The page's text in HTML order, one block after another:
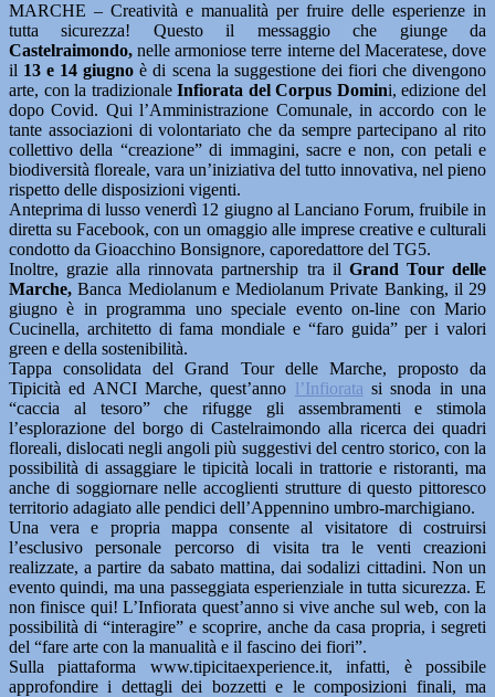
MARCHE – Creatività e manualità per fruire delle esperienze in
tutta sicurezza! Questo il messaggio che giunge da
Castelraimondo, nelle armoniose terre interne del Maceratese, dove
il 13 e 14 giugno è di scena la suggestione dei fiori che divengono
arte, con la tradizionaleInfiorata del Corpus Domini, edizione del
dopo Covid. Qui l’Amministrazione Comunale, in accordo con le
tante associazioni di volontariato che da sempre partecipano al rito
collettivo della “creazione” di immagini, sacre e non, con petali e
biodiversità floreale, vara un’iniziativa del tutto innovativa, nel pieno
rispetto delle disposizioni vigenti.
Anteprima di lusso venerdì 12 giugno al Lanciano Forum, fruibile in
diretta su Facebook, con un omaggio alle imprese creative e culturali
condotto da Gioacchino Bonsignore, caporedattore del TG5.
Inoltre, grazie alla rinnovata partnership tra il Grand Tour delle
Marche, Banca Mediolanum e Mediolanum Private Banking, il 29
giugno è in programma uno speciale evento on-line con Mario
Cucinella, architetto di fama mondiale e “faro guida” per i valori
green e della sostenibilità.
Tappa consolidata del Grand Tour delle Marche, proposto da
Tipicità ed ANCI Marche, quest’anno l’Infiorata si snoda in una
“caccia al tesoro” che rifugge gli assembramenti e stimola
l’esplorazione del borgo di Castelraimondo alla ricerca dei quadri
floreali, dislocati negli angoli più suggestivi del centro storico, con la
possibilità di assaggiare le tipicità locali in trattorie e ristoranti, ma
anche di soggiornare nelle accoglienti strutture di questo pittoresco
territorio adagiato alle pendici dell’Appennino umbro-marchigiano.
Una vera e propria mappa consente al visitatore di costruirsi
l’esclusivo personale percorso di visita tra le venti creazioni
realizzate, a partire da sabato mattina, dai sodalizi cittadini. Non un
evento quindi, ma una passeggiata esperienziale in tutta sicurezza. E
non finisce qui! L’Infiorata quest’anno si vive anche sul web, con la
possibilità di “interagire” e scoprire, anche da casa propria, i segreti
del “fare arte con la manualità e il fascino dei fiori”.
Sulla piattaforma www.tipicitaexperience.it, infatti, è possibile
approfondire i dettagli dei bozzetti e le composizioni finali, ma